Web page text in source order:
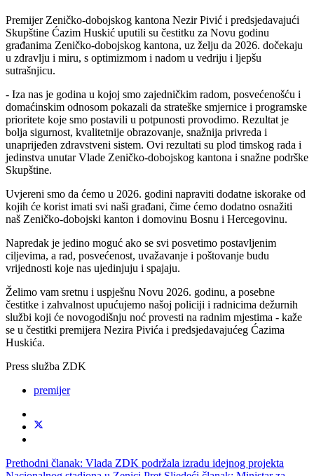
Premijer Zeničko-dobojskog kantona Nezir Pivić i predsjedavajući
Skupštine Ćazim Huskić uputili su čestitku za Novu godinu
građanima Zeničko-dobojskog kantona, uz želju da 2026. dočekaju
u zdravlju i miru, s optimizmom i nadom u vedriju i ljepšu
sutrašnjicu.
- Iza nas je godina u kojoj smo zajedničkim radom, posvećenošću i
domaćinskim odnosom pokazali da strateške smjernice i programske
prioritete koje smo postavili u potpunosti provodimo. Rezultat je
bolja sigurnost, kvalitetnije obrazovanje, snažnija privreda i
unaprijeđen zdravstveni sistem. Ovi rezultati su plod timskog rada i
jedinstva unutar Vlade Zeničko-dobojskog kantona i snažne podrške
Skupštine.
Uvjereni smo da ćemo u 2026. godini napraviti dodatne iskorake od
kojih će korist imati svi naši građani, čime ćemo dodatno osnažiti
naš Zeničko-dobojski kanton i domovinu Bosnu i Hercegovinu.
Napredak je jedino moguć ako se svi posvetimo postavljenim
ciljevima, a rad, posvećenost, uvažavanje i poštovanje budu
vrijednosti koje nas ujedinjuju i spajaju.
Želimo vam sretnu i uspješnu Novu 2026. godinu, a posebne
čestitke i zahvalnost upućujemo našoj policiji i radnicima dežurnih
službi koji će novogodišnju noć provesti na radnim mjestima - kaže
se u čestitki premijera Nezira Pivića i predsjedavajućeg Ćazima
Huskića.
Press služba ZDK
premijer
Prethodni članak: Vlada ZDK podržala izradu idejnog projekta